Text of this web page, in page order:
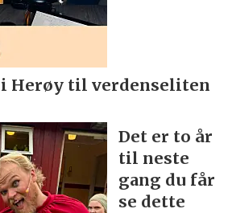
Herøy til verdenseliten
Det er to år
til neste
gang du får
se dette